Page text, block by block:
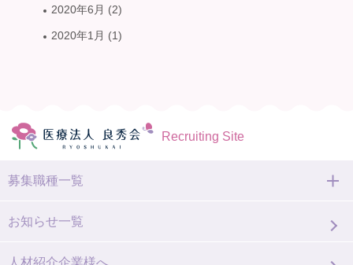
2020年6月 (2)
2020年1月 (1)
Recruiting Site
募集職種一覧
お知らせ一覧
人材紹介企業様へ